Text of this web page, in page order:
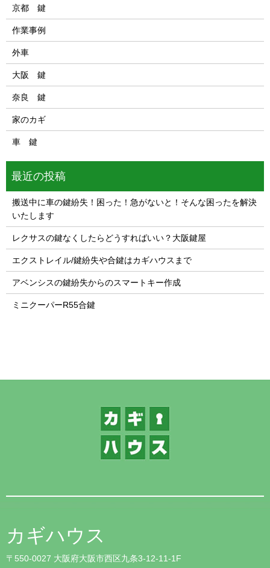
京都 鍵
作業事例
外車
大阪 鍵
奈良 鍵
家のカギ
車 鍵
最近の投稿
搬送中に車の鍵紛失！困った！急がないと！そんな困ったを解決
いたします
レクサスの鍵なくしたらどうすればいい？大阪鍵屋
エクストレイル/鍵紛失や合鍵はカギハウスまで
アベンシスの鍵紛失からのスマートキー作成
ミニクーパーR55合鍵
カギハウス
〒550-0027 大阪府大阪市西区九条3-12-11-1F